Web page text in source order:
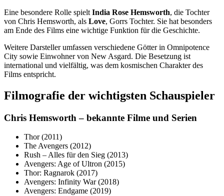
Eine besondere Rolle spielt India Rose Hemsworth, die Tochter
von Chris Hemsworth, als Love, Gorrs Tochter. Sie hat besonders
am Ende des Films eine wichtige Funktion für die Geschichte.
Weitere Darsteller umfassen verschiedene Götter in Omnipotence
City sowie Einwohner von New Asgard. Die Besetzung ist
international und vielfältig, was dem kosmischen Charakter des
Films entspricht.
Filmografie der wichtigsten Schauspieler
Chris Hemsworth – bekannte Filme und Serien
Thor (2011)
The Avengers (2012)
Rush – Alles für den Sieg (2013)
Avengers: Age of Ultron (2015)
Thor: Ragnarok (2017)
Avengers: Infinity War (2018)
Avengers: Endgame (2019)